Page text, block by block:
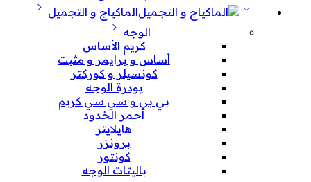
الماكياج و التجميل
الوجه
كريم الأساس
أساس و برايمر و مثبت
كونسيلر و كوركتر
بودرة الوجه
بي بي و سي سي كريم
أحمر الخدود
هايلايتر
برونزر
كونتور
باليتات الوجه